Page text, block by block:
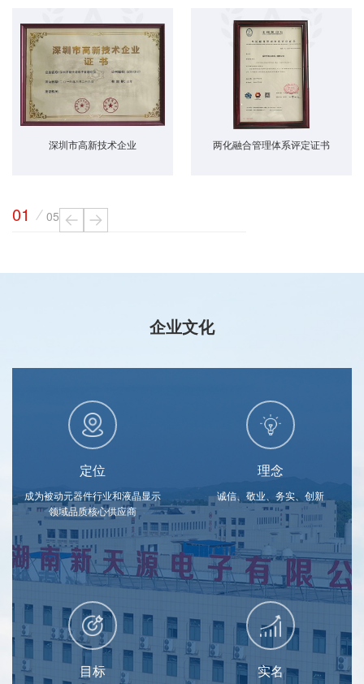
深圳市高新技术企业 两化融合管理体系评定证书
01 05
高新技术企业 知识产权管理体系认证证书
06
2018年度·战略合作供应商 商标注册证
04
企业文化
定位
成为被动元器件行业和液晶显示
领域品质核心供应商
理念
诚信、敬业、务实、创新
目标 实名